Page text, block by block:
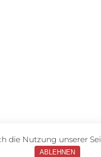
die Nutzung unserer
ABLEHNEN